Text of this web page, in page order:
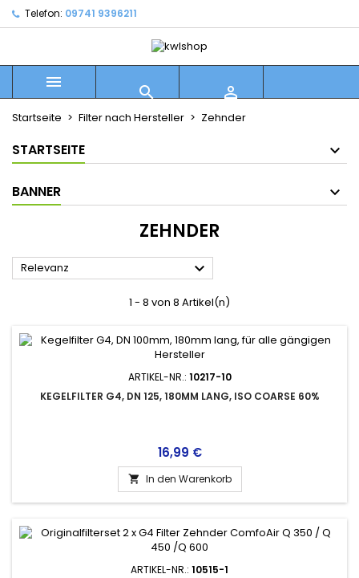
Telefon: 09741 9396211
  
Startseite Filter nach Hersteller Zehnder
STARTSEITE
BANNER
ZEHNDER
Relevanz 
1 - 8 von 8 Artikel(n)
ARTIKEL-NR.: 10217-10
KEGELFILTER G4, DN 125, 180MM LANG, ISO COARSE 60%
Preis
16,99 €
 In den Warenkorb
ARTIKEL-NR.: 10515-1